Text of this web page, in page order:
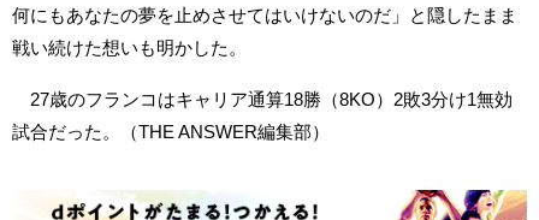
何にもあなたの夢を止めさせてはいけないのだ」と隠したまま
戦い続けた想いも明かした。
27歳のフランコはキャリア通算18勝（8KO）2敗3分け1無効
試合だった。（THE ANSWER編集部）